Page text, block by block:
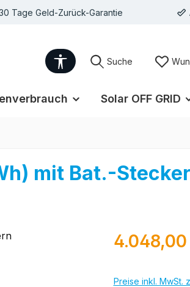
Tage Geld-Zurück-Garantie
Werkzeugleiste anzeigen
Suche
Solar OFF GRID
mit Bat.-
Regulärer Preis:
Preise inkl. MwSt.